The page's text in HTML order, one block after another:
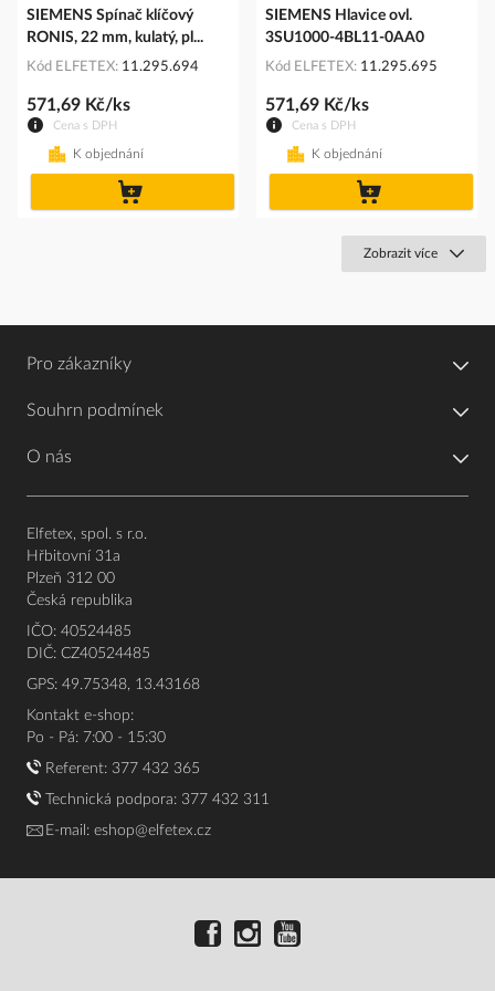
SIEMENS Spínač klíčový
RONIS, 22 mm, kulatý, pl...
Kód ELFETEX 11.295.694
Cena s DPH
571,69 Kč/ks
K objednání
SIEMENS Hlavice ovl.
3SU1000-4BL11-0AA0
Kód ELFETEX 11.295.695
Cena s DPH
571,69 Kč/ks
K objednání
Zobrazit více
Pro zákazníky
Souhrn podmínek
O nás
Elfetex, spol. s r.o.
Hřbitovní 31a
Plzeň 312 00
Česká republika
IČO: 40524485
DIČ: CZ40524485
GPS: 49.75348, 13.43168
Kontakt e-shop:
Po - Pá: 7:00 - 15:30
Referent: 377 432 365
Technická podpora: 377 432 311
E-mail: eshop@elfetex.cz